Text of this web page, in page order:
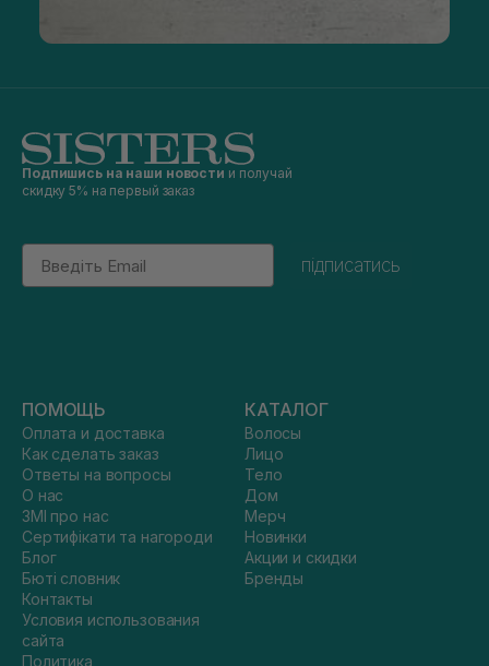
Подпишись на наши новости и получай
скидку 5% на первый заказ
Email
підписатись
ПОМОЩЬ
Оплата и доставка
Как сделать заказ
Ответы на вопросы
О нас
ЗМІ про нас
Сертифікати та нагороди
Блог
Бюті словник
Контакты
Условия использования
сайта
Политика
КАТАЛОГ
Волосы
Лицо
Тело
Дом
Мерч
Новинки
Акции и скидки
Бренды